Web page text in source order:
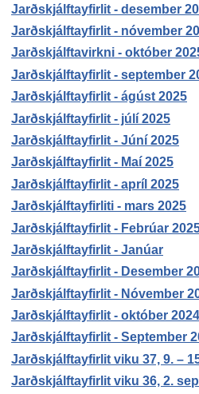
Jarðskjálftayfirlit - desember
Jarðskjálftayfirlit - nóvember
Jarðskjálftavirkni - október
Jarðskjálftayfirlit - september
Jarðskjálftayfirlit - ágúst 2025
Jarðskjálftayfirlit - júlí 2025
Jarðskjálftayfirlit - Júní 2025
Jarðskjálftayfirlit - Maí 2025
Jarðskjálftayfirlit - apríl 2025
Jarðskjálftayfirliti - mars 2025
Jarðskjálftayfirlit - Febrúar
Jarðskjálftayfirlit - Janúar
Jarðskjálftayfirlit - Desember
Jarðskjálftayfirlit - Nóvember
Jarðskjálftayfirlit - október 2024
Jarðskjálftayfirlit - September
Jarðskjálftayfirlit viku 37, 9. –
Jarðskjálftayfirlit viku 36, 2.